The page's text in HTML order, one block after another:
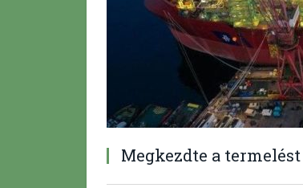
Megkezdte a